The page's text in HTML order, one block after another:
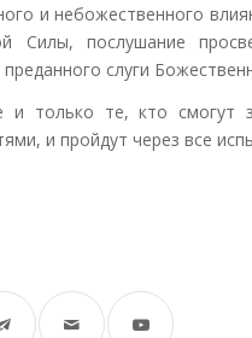
и небожественного
Силы, послушание
слуги
только те, кто смогут
и пройдут через все